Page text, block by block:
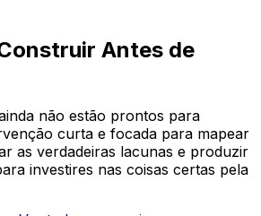
Antes de
não estão prontos para
curta e focada para mapear
as verdadeiras lacunas e produzir
investires nas coisas certas pela